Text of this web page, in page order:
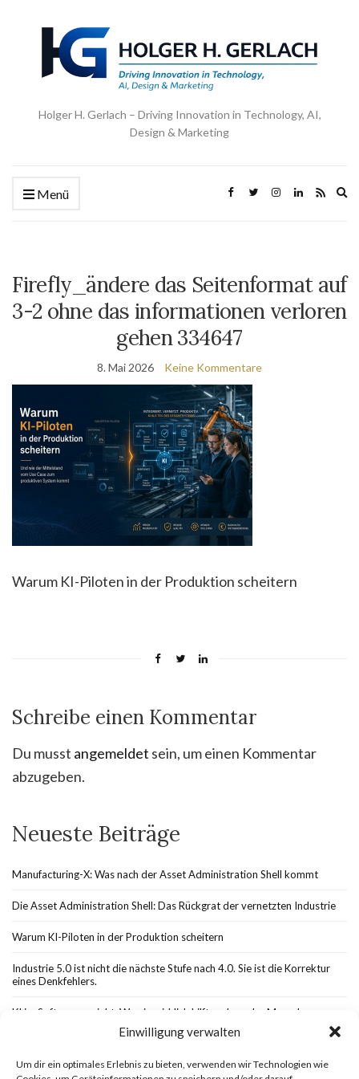
Einwilligung verwalten
Um dir ein optimales Erlebnis zu bieten, verwenden wir Technologien wie
Holger H. Gerlach – Driving Innovation in Technology, AI,
Design & Marketing
Menü
Firefly_ändere das Seitenformat auf
3-2 ohne das informationen verloren
gehen 334647
8. Mai 2026 Keine Kommentare
Warum KI-Piloten in der Produktion scheitern
Schreibe einen Kommentar
Du musst angemeldet sein, um einen Kommentar
abzugeben.
Neueste Beiträge
Manufacturing-X: Was nach der Asset Administration Shell kommt
Die Asset Administration Shell: Das Rückgrat der vernetzten Industrie
Warum KI-Piloten in der Produktion scheitern
Industrie 5.0 ist nicht die nächste Stufe nach 4.0. Sie ist die Korrektur
eines Denkfehlers.
KI im Softwareprojekt: Wo sie wirklich hilft und wo der Mensch